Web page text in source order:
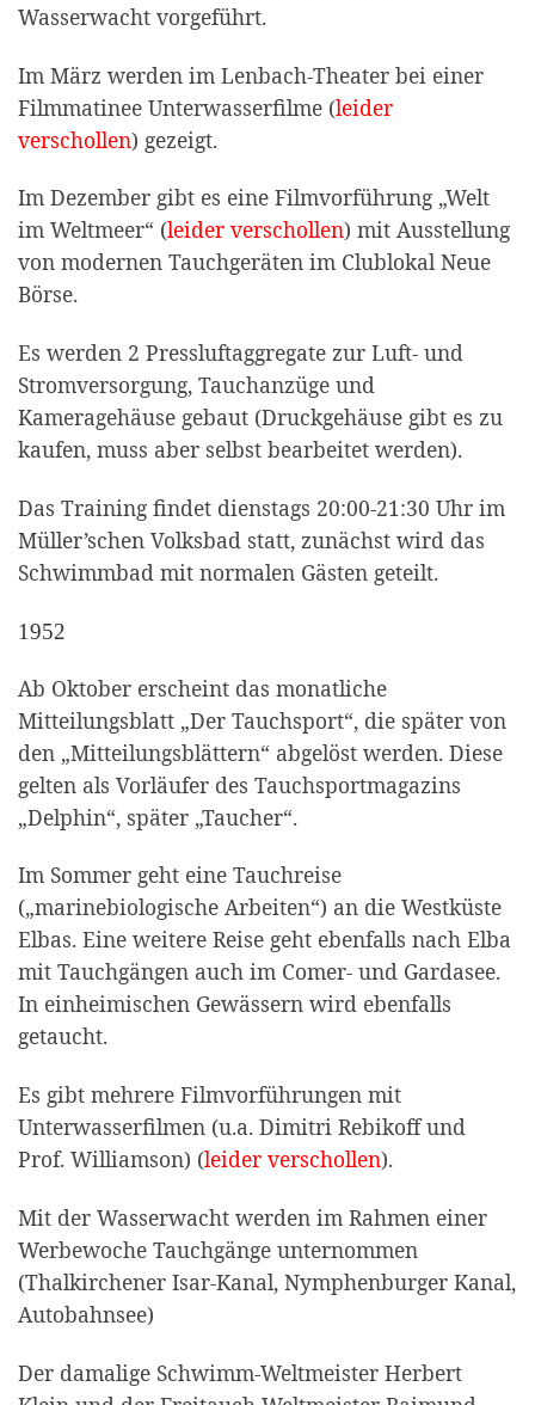
Wasserwacht vorgeführt.
Im März werden im Lenbach-Theater bei einer
Filmmatinee Unterwasserfilme (leider
verschollen) gezeigt.
Im Dezember gibt es eine Filmvorführung „Welt
im Weltmeer“ (leider verschollen) mit Ausstellung
von modernen Tauchgeräten im Clublokal Neue
Börse.
Es werden 2 Pressluftaggregate zur Luft- und
Stromversorgung, Tauchanzüge und
Kameragehäuse gebaut (Druckgehäuse gibt es zu
kaufen, muss aber selbst bearbeitet werden).
Das Training findet dienstags 20:00-21:30 Uhr im
Müller’schen Volksbad statt, zunächst wird das
Schwimmbad mit normalen Gästen geteilt.
1952
Ab Oktober erscheint das monatliche
Mitteilungsblatt „Der Tauchsport“, die später von
den „Mitteilungsblättern“ abgelöst werden. Diese
gelten als Vorläufer des Tauchsportmagazins
„Delphin“, später „Taucher“.
Im Sommer geht eine Tauchreise
(„marinebiologische Arbeiten“) an die Westküste
Elbas. Eine weitere Reise geht ebenfalls nach Elba
mit Tauchgängen auch im Comer- und Gardasee.
In einheimischen Gewässern wird ebenfalls
getaucht.
Es gibt mehrere Filmvorführungen mit
Unterwasserfilmen (u.a. Dimitri Rebikoff und
Prof. Williamson) (leider verschollen).
Mit der Wasserwacht werden im Rahmen einer
Werbewoche Tauchgänge unternommen
(Thalkirchener Isar-Kanal, Nymphenburger Kanal,
Autobahnsee)
Der damalige Schwimm-Weltmeister Herbert